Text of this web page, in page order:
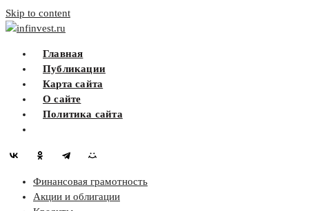
Skip to content
infinvest.ru
Главная
Публикации
Карта сайта
О сайте
Политика сайта
Финансовая грамотность
Акции и облигации